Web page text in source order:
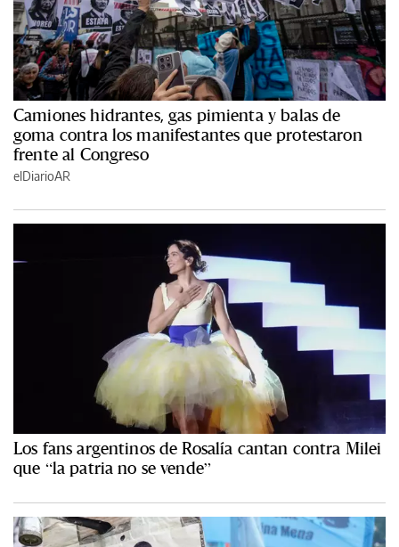
Camiones hidrantes, gas pimienta y balas de
goma contra los manifestantes que protestaron
frente al Congreso
elDiarioAR
Los fans argentinos de Rosalía cantan contra Milei
que “la patria no se vende”